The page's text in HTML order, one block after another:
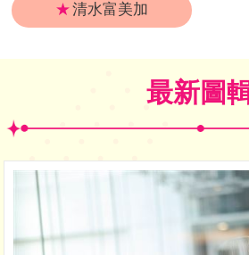
★清水富美加
最新圖